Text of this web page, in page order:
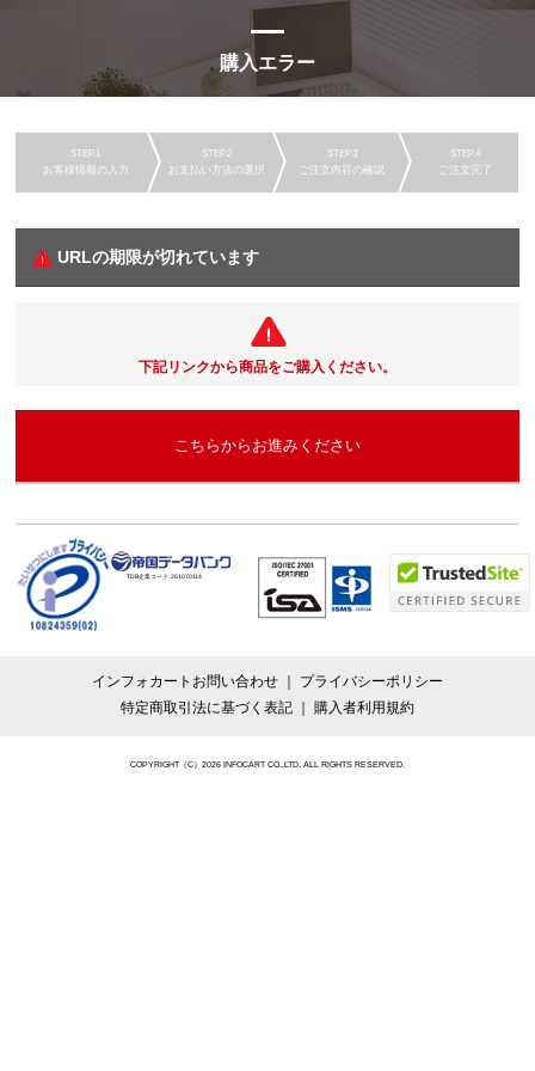
購入エラー
お客様情報の入力 お支払い方法の選択 ご注文内容の確認 ご注文完了
URLの期限が切れています
下記リンクから商品をご購入ください。
こちらからお進みください
TDB企業コード:261070114
インフォカートお問い合わせ
プライバシーポリシー
特定商取引法に基づく表記
購入者利用規約
COPYRIGHT（C）2026 INFOCART CO.,LTD. ALL RIGHTS RESERVED.